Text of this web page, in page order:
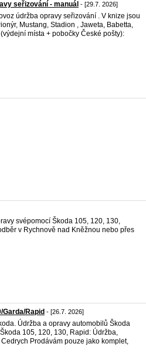
seřizování - manuál - [29.7. 2026]
údržba opravy seřizování . V knize jsou
Mustang, Stadion , Jaweta, Babetta,
místa + pobočky České pošty):
svépomocí Škoda 105, 120, 130,
v Rychnově nad Kněžnou nebo přes
Rapid - [26.7. 2026]
Údržba a opravy automobilů Škoda
105, 120, 130, Rapid: Údržba,
Prodávám pouze jako komplet,